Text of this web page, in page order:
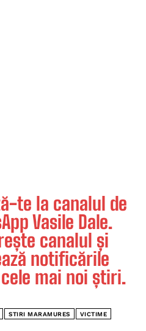
te la canalul de
Vasile Dale.
canalul și
notificările
mai noi știri.
STIRI MARAMURES VICTIME